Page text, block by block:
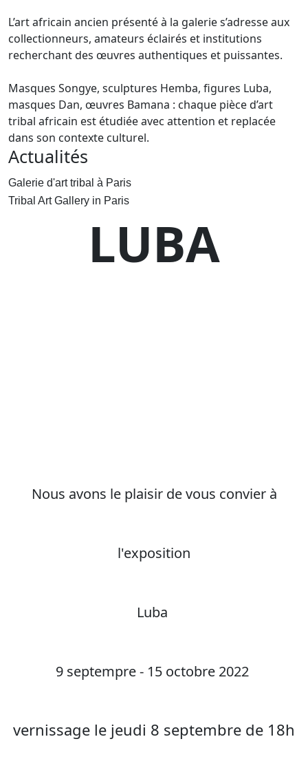
L’art africain ancien présenté à la galerie s’adresse aux
collectionneurs, amateurs éclairés et institutions
recherchant des œuvres authentiques et puissantes.
Masques Songye, sculptures Hemba, figures Luba,
masques Dan, œuvres Bamana : chaque pièce d’art
tribal africain est étudiée avec attention et replacée
dans son contexte culturel.
Actualités
Galerie d'art tribal à Paris
Tribal Art Gallery in Paris
LUBA
Nous avons le plaisir de vous convier à
l'exposition
Luba
9 septempre - 15 octobre 2022
vernissage le jeudi 8 septembre de 18h